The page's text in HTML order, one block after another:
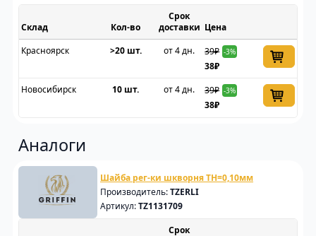
Склад
Срок
доставки Цена
Красноярск
>20 шт. от 4 дн. 39₽ -3%
38₽
Новосибирск
10 шт. от 4 дн. 39₽ -3%
38₽
Аналоги
Шайба рег-ки шкворня TH=0,10мм
Производитель:TZERLI
Артикул:TZ1131709
Срок